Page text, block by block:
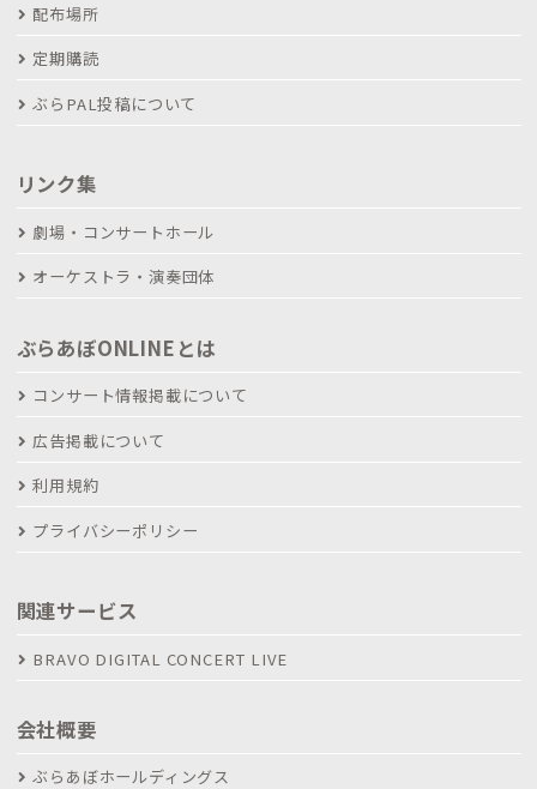
配布場所
定期購読
ぶらPAL投稿について
リンク集
劇場・コンサートホール
オーケストラ・演奏団体
ぶらあぼONLINEとは
コンサート情報掲載について
広告掲載について
利用規約
プライバシーポリシー
関連サービス
BRAVO DIGITAL CONCERT LIVE
会社概要
ぶらあぼホールディングス